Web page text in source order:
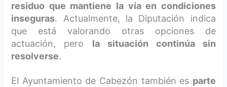
residuo que mantiene la vía en condiciones
inseguras. Actualmente, la Diputación indica
que está valorando otras opciones de
actuación, pero la situación continúa sin
resolverse.
El Ayuntamiento de Cabezón también es parte